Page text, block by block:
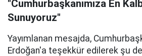
"Cumhurbaşkanımıza En
Sunuyoruz"
Yayımlanan mesajda,
Erdoğan'a teşekkür edilerek şu